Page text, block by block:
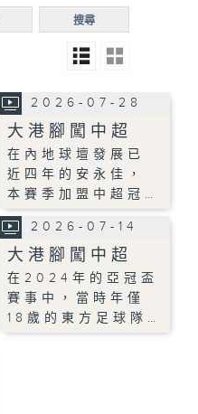
普通
搜尋
2026-07-28
大港腳闖中超
在內地球壇發展已
近四年的安永佳，
本賽季加盟中超冠…
2026-07-14
大港腳闖中超
在2024年的亞冠盃
賽事中，當時年僅
18歲的東方足球隊…